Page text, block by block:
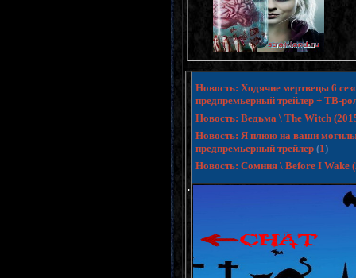
.
Новость: Ходячие мертвецы 6
предпремьерный трейлер + ТВ-
Новость: Ведьма \ The Witch
Новость: Я плюю на ваши
предпремьерный трейлер (1)
Новость: Сомния \ Before I Wake